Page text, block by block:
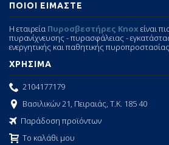
ΠΟΙΟΙ ΕΙΜΑΣΤΕ
Η εταιρεία Πυροσβεστήρες Knox είναι
πυρανίχνευσης - πυρασφάλειας -
ενεργητικής και παθητικής
ΧΡΗΣΙΜΑ
2104177179
Βασιλικών 21, Πειραιάς, Τ.Κ. 185 40
Παράδοση προϊόντων
Το καλάθι μου